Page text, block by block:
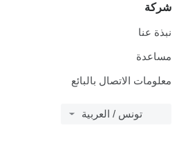
شركة
نبذة عنا
مساعدة
معلومات الاتصال بالبائع
تونس / العربية